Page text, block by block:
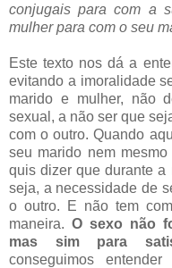
conjugais para com a
mulher para com o seu
Este texto nos dá a
evitando a imoralidade
marido e mulher, não
sexual, a não ser que
com o outro. Quando
seu marido nem
quis dizer que durante a
seja, a necessidade de
o outro. E não tem
maneira. O sexo não
mas sim para
conseguimos